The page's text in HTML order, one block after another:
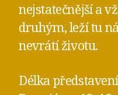
nejstatečnější a
druhým, leží tu
nevrátí životu.
Délka